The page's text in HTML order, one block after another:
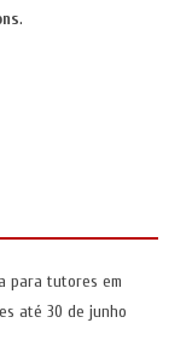
.
para tutores em
até 30 de junho